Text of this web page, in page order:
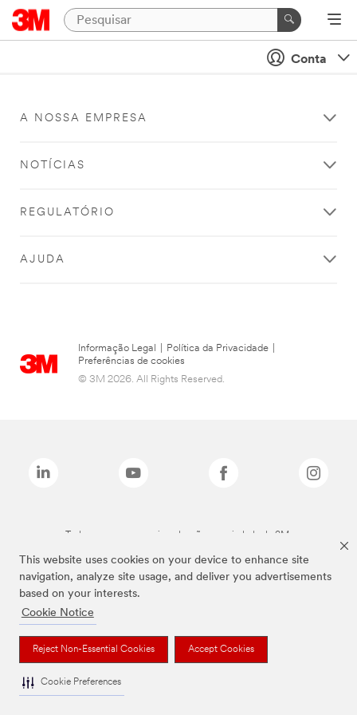
This website uses cookies on your device to enhance site
navigation, analyze site usage, and deliver you advertisements
based on your interests.
Cookie Notice
Reject Non-Essential Cookies Accept Cookies
Cookie Preferences
Conta
A NOSSA EMPRESA
NOTÍCIAS
REGULATÓRIO
AJUDA
Informação Legal Política da Privacidade
Preferências de cookies
© 3M 2026. All Rights Reserved.
Todas as marcas mencionadas são propriedade da 3M.